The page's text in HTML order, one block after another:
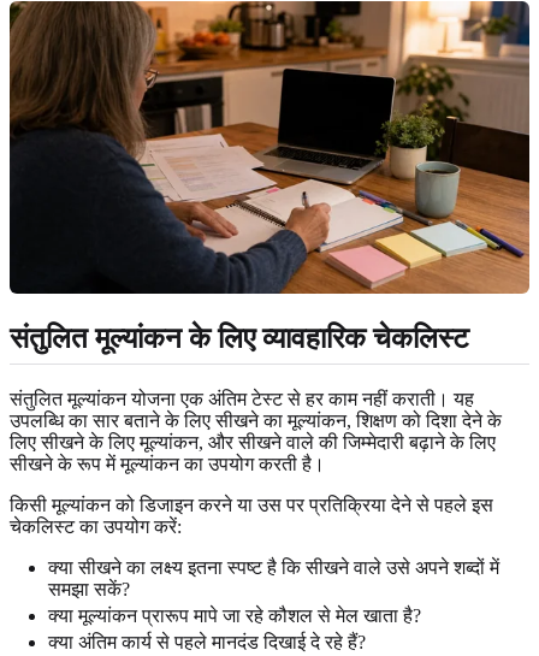
संतुलित मूल्यांकन के लिए व्यावहारिक चेकलिस्ट
संतुलित मूल्यांकन योजना एक अंतिम टेस्ट से हर काम नहीं कराती। यह
उपलब्धि का सार बताने के लिए सीखने का मूल्यांकन, शिक्षण को दिशा देने के
लिए सीखने के लिए मूल्यांकन, और सीखने वाले की जिम्मेदारी बढ़ाने के लिए
सीखने के रूप में मूल्यांकन का उपयोग करती है।
किसी मूल्यांकन को डिजाइन करने या उस पर प्रतिक्रिया देने से पहले इस
चेकलिस्ट का उपयोग करें:
क्या सीखने का लक्ष्य इतना स्पष्ट है कि सीखने वाले उसे अपने शब्दों में
समझा सकें?
क्या मूल्यांकन प्रारूप मापे जा रहे कौशल से मेल खाता है?
क्या अंतिम कार्य से पहले मानदंड दिखाई दे रहे हैं?